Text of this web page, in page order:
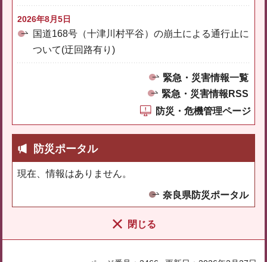
2026年8月5日
国道168号（十津川村平谷）の崩土による通行止に
ついて(迂回路有り)
緊急・災害情報一覧
緊急・災害情報RSS
防災・危機管理ページ
防災ポータル
現在、情報はありません。
奈良県防災ポータル
閉じる